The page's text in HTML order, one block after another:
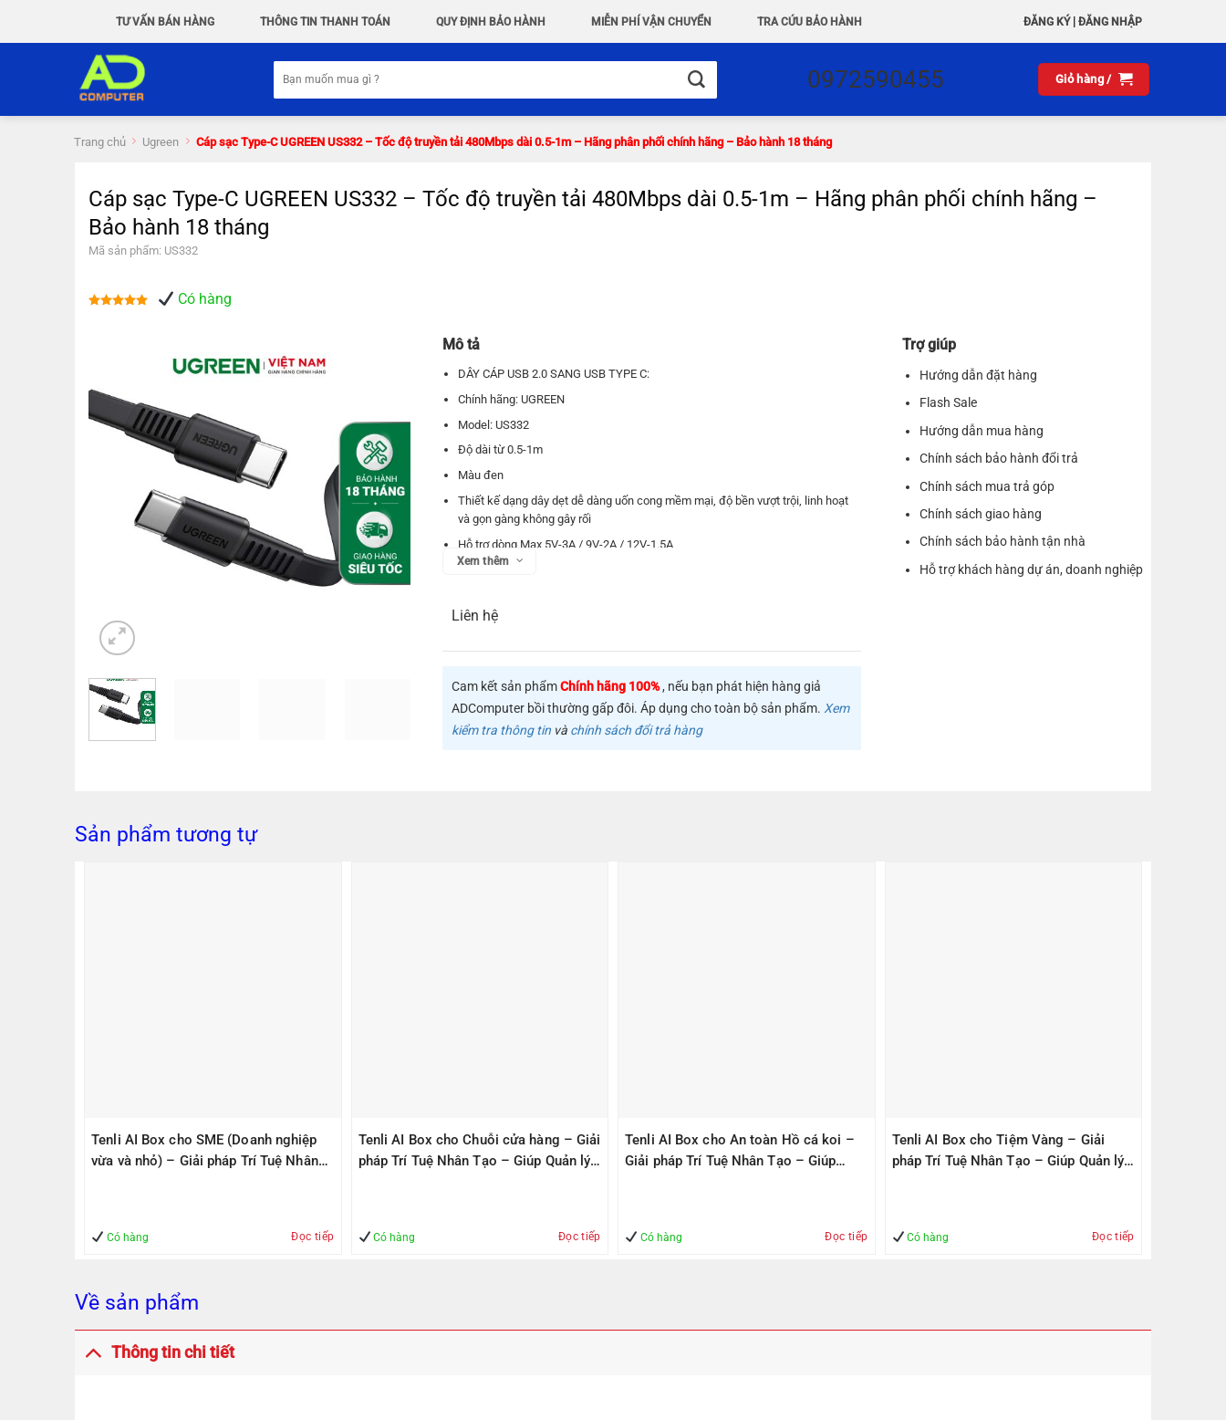
TƯ VẤN BÁN HÀNG THÔNG TIN THANH TOÁN QUY ĐỊNH BẢO HÀNH MIỄN PHÍ VẬN CHUYỂN TRA CỨU BẢO HÀNH ĐĂNG KÝ| ĐĂNG NHẬP
kiếm:
0972590455 Giỏ hàng /
Trang chủ Ugreen Cáp sạc Type-C UGREEN US332 – Tốc độ truyền tải 480Mbps dài 0.5-1m – Hãng phân phối chính hãng – Bảo hành 18 tháng
Cáp sạc Type-C UGREEN US332 – Tốc độ truyền tải 480Mbps dài 0.5-1m – Hãng phân phối chính hãng –
Bảo hành 18 tháng
Mã sản phẩm: US332
Có hàng
Mô tả
DÂY CÁP USB 2.0 SANG USB TYPE C:
Chính hãng: UGREEN
Model: US332
Độ dài từ 0.5-1m
Màu đen
Thiết kế dạng dây dẹt dễ dàng uốn cong mềm mại, độ bền vượt trội, linh hoạt
và gọn gàng không gây rối
Hỗ trợ dòng Max 5V-3A / 9V-2A / 12V-1.5A
Tương thích với QC3.0 Quick charge 2.0, Samsung AFC và Huawei FCP
Samsung A50 A30 A20 A40 A60 M40 M20 M30, Galaxy Tab S3 9.7, Galaxy
V40 V50, iPad Pro 11, 2018 iPad Pro 12.9, compatible with GoPro Hero 5 hero 6
Force, Moto z2…
Tốc độ truyền tải 480Mbps
Xem thêm
Liên hệ
Cam kết sản phẩmChính hãng 100%, nếu bạn phát hiện hàng giả
ADComputer bồi thường gấp đôi. Áp dụng cho toàn bộ sản phẩm. Xem
kiểm tra thông tin và chính sách đổi trả hàng
Trợ giúp
Hướng dẫn đặt hàng
Flash Sale
Hướng dẫn mua hàng
Chính sách bảo hành đổi trả
Chính sách mua trả góp
Chính sách giao hàng
Chính sách bảo hành tận nhà
Hỗ trợ khách hàng dự án, doanh nghiệp
Sản phẩm tương tự
Tenli AI Box cho SME (Doanh nghiệp
vừa và nhỏ) – Giải pháp Trí Tuệ Nhân
Có hàng Đọc tiếp
Tenli AI Box cho Chuỗi cửa hàng – Giải
pháp Trí Tuệ Nhân Tạo – Giúp Quản lý
Có hàng Đọc tiếp
Tenli AI Box cho An toàn Hồ cá koi –
Giải pháp Trí Tuệ Nhân Tạo – Giúp
Có hàng Đọc tiếp
Tenli AI Box cho Tiệm Vàng – Giải
pháp Trí Tuệ Nhân Tạo – Giúp Quản lý
Có hàng Đọc tiếp
Về sản phẩm
Thông tin chi tiết